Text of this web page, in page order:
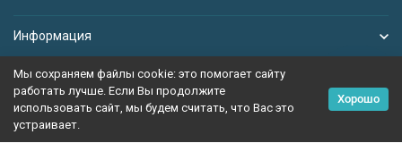
Информация
Политика персональных данных Карта сайта
Мы сохраняем файлы cookie: это помогает сайту
работать лучше. Если Вы продолжите
использовать сайт, мы будем считать, что Вас это
устраивает.
Хорошо